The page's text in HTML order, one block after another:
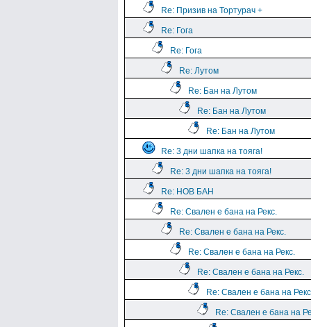
Re: Призив на Тортурач +
Re: Гога
Re: Гога
Re: Лутом
Re: Бан на Лутом
Re: Бан на Лутом
Re: Бан на Лутом
Re: 3 дни шапка на тояга!
Re: 3 дни шапка на тояга!
Re: НОВ БАН
Re: Свален е бана на Рекс.
Re: Свален е бана на Рекс.
Re: Свален е бана на Рекс.
Re: Свален е бана на Рекс.
Re: Свален е бана на
Re: Свален е бана на